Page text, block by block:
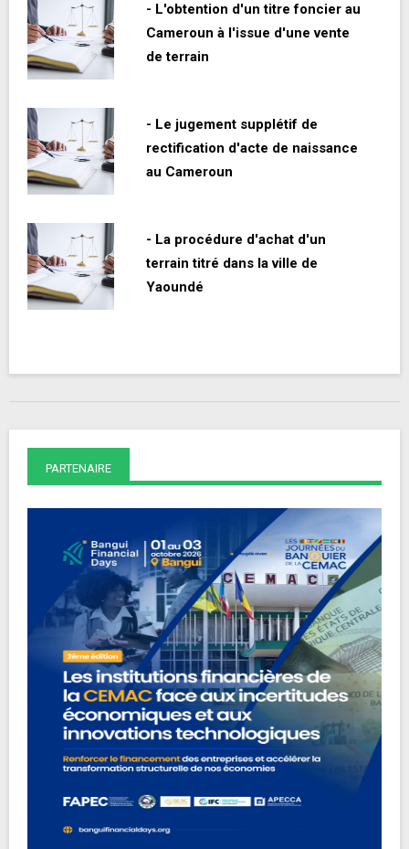
- L'obtention d'un titre foncier au
Cameroun à l'issue d'une vente
de terrain
- Le jugement supplétif de
rectification d'acte de naissance
au Cameroun
- La procédure d'achat d'un
terrain titré dans la ville de
Yaoundé
PARTENAIRE